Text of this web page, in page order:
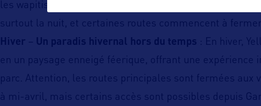
les wapitis en pleine période de rut. Les températures
surtout la nuit, et certaines routes commencent à
Hiver – Un paradis hivernal hors du temps : En hiver,
en un paysage enneigé féerique, offrant une expérience
parc. Attention, les routes principales sont fermées aux
à mi-avril, mais certains accès sont possibles depuis